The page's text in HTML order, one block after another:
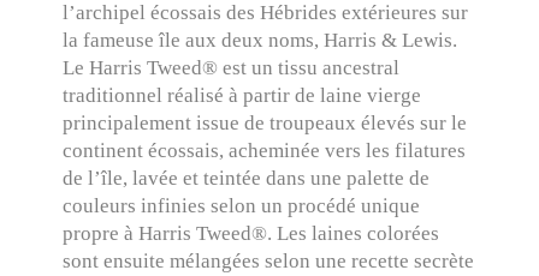
l’archipel écossais des Hébrides extérieures sur
la fameuse île aux deux noms, Harris & Lewis.
Le Harris Tweed® est un tissu ancestral
traditionnel réalisé à partir de laine vierge
principalement issue de troupeaux élevés sur le
continent écossais, acheminée vers les filatures
de l’île, lavée et teintée dans une palette de
couleurs infinies selon un procédé unique
propre à Harris Tweed®. Les laines colorées
sont ensuite mélangées selon une recette secrète